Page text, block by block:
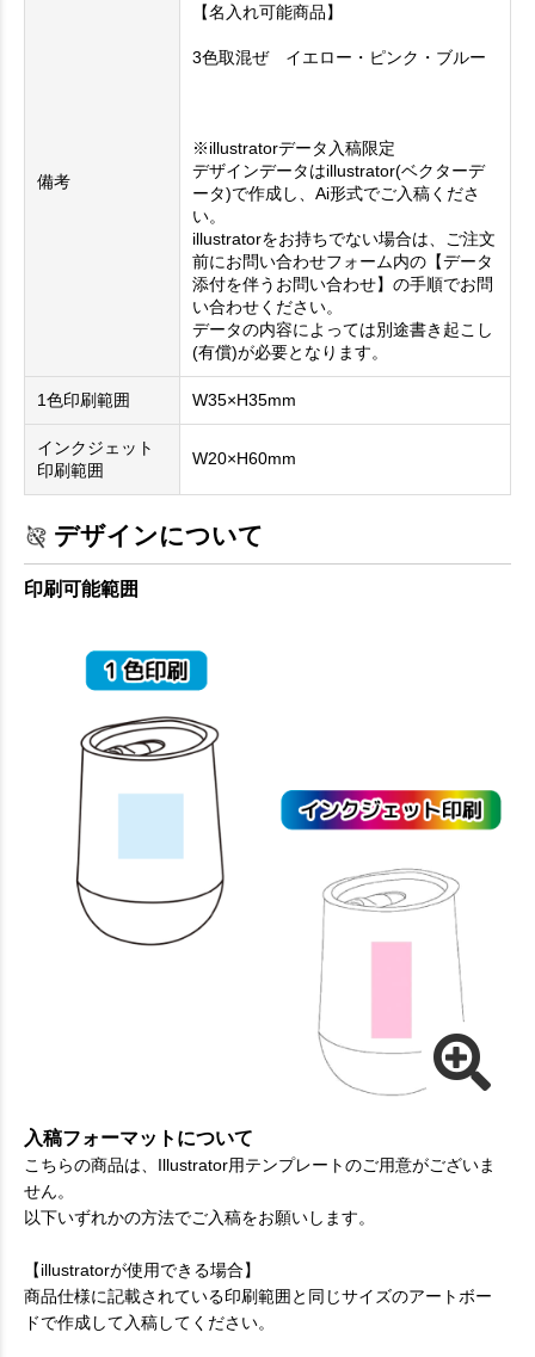
備考
【名入れ可能商品】
3色取混ぜ イエロー・ピンク・ブルー
※illustratorデータ入稿限定
デザインデータはillustrator(ベクターデ
ータ)で作成し、Ai形式でご入稿くださ
い。
illustratorをお持ちでない場合は、ご注文
前にお問い合わせフォーム内の【データ
添付を伴うお問い合わせ】の手順でお問
い合わせください。
データの内容によっては別途書き起こし
(有償)が必要となります。
1色印刷範囲 W35×H35mm
インクジェット
印刷範囲
W20×H60mm
デザインについて
印刷可能範囲
入稿フォーマットについて
こちらの商品は、Illustrator用テンプレートのご用意がございま
せん。
以下いずれかの方法でご入稿をお願いします。
【illustratorが使用できる場合】
商品仕様に記載されている印刷範囲と同じサイズのアートボー
ドで作成して入稿してください。